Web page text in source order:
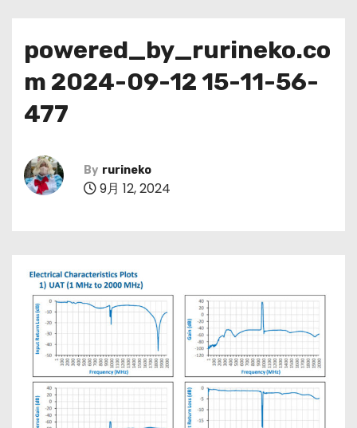
powered_by_rurineko.co
m 2024-09-12 15-11-56-
477
By rurineko
9月 12, 2024